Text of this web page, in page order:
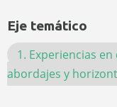
Eje temático
1. Experiencias
abordajes y